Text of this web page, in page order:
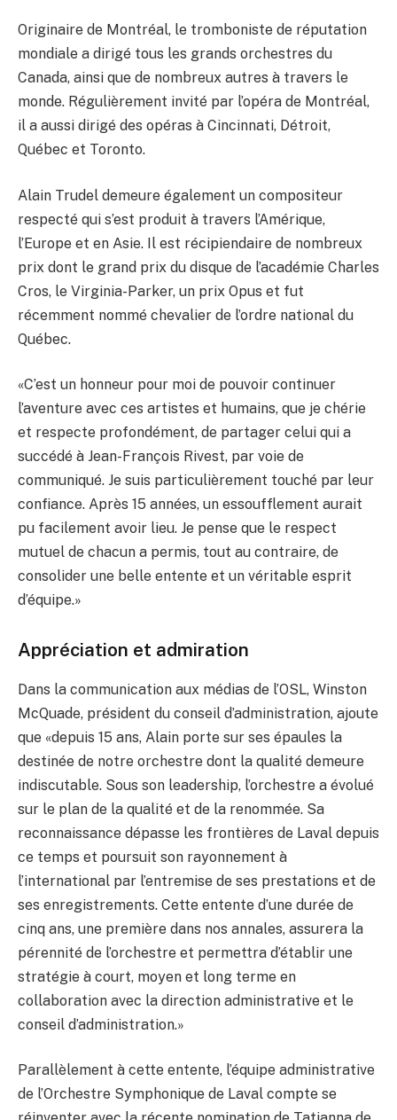
Originaire de Montréal, le tromboniste de réputation
mondiale a dirigé tous les grands orchestres du
Canada, ainsi que de nombreux autres à travers le
monde. Régulièrement invité par l’opéra de Montréal,
il a aussi dirigé des opéras à Cincinnati, Détroit,
Québec et Toronto.
Alain Trudel demeure également un compositeur
respecté qui s’est produit à travers l’Amérique,
l’Europe et en Asie. Il est récipiendaire de nombreux
prix dont le grand prix du disque de l’académie Charles
Cros, le Virginia-Parker, un prix Opus et fut
récemment nommé chevalier de l’ordre national du
Québec.
«C’est un honneur pour moi de pouvoir continuer
l’aventure avec ces artistes et humains, que je chérie
et respecte profondément, de partager celui qui a
succédé à Jean-François Rivest, par voie de
communiqué. Je suis particulièrement touché par leur
confiance. Après 15 années, un essoufflement aurait
pu facilement avoir lieu. Je pense que le respect
mutuel de chacun a permis, tout au contraire, de
consolider une belle entente et un véritable esprit
d’équipe.»
Appréciation et admiration
Dans la communication aux médias de l’OSL, Winston
McQuade, président du conseil d’administration, ajoute
que «depuis 15 ans, Alain porte sur ses épaules la
destinée de notre orchestre dont la qualité demeure
indiscutable. Sous son leadership, l’orchestre a évolué
sur le plan de la qualité et de la renommée. Sa
reconnaissance dépasse les frontières de Laval depuis
ce temps et poursuit son rayonnement à
l’international par l’entremise de ses prestations et de
ses enregistrements. Cette entente d’une durée de
cinq ans, une première dans nos annales, assurera la
pérennité de l’orchestre et permettra d’établir une
stratégie à court, moyen et long terme en
collaboration avec la direction administrative et le
conseil d’administration.»
Parallèlement à cette entente, l’équipe administrative
de l’Orchestre Symphonique de Laval compte se